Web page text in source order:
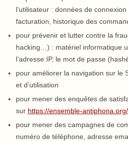
l’utilisateur : données de connexion
facturation, historique des
pour prévenir et lutter contre la
hacking…) : matériel informatique
l’adresse IP, le mot de passe
pour améliorer la navigation sur le
et d’utilisation
pour mener des enquêtes de
sur https://ensemble-antiphona.org/
pour mener des campagnes de
numéro de téléphone, adresse